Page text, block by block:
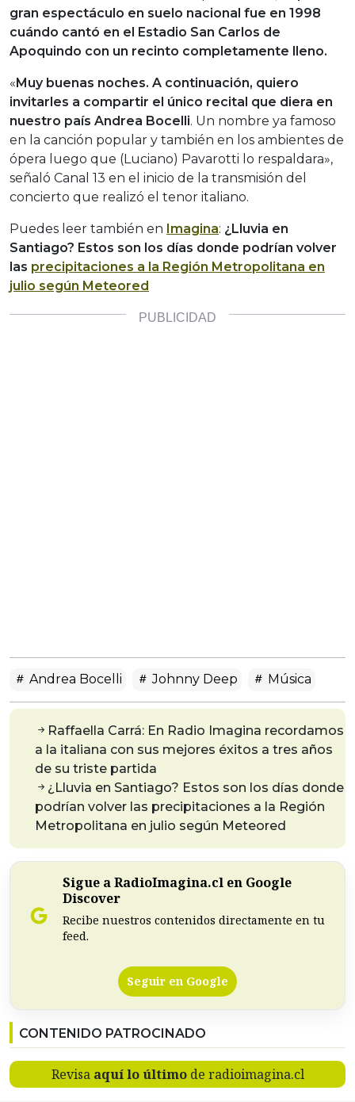
gran espectáculo en suelo nacional fue en 1998
cuándo cantó en el Estadio San Carlos de
Apoquindo con un recinto completamente lleno.
« Muy buenas noches. A continuación, quiero
invitarles a compartir el único recital que diera en
nuestro país Andrea Bocelli. Un nombre ya famoso
en la canción popular y también en los ambientes de
ópera luego que (Luciano) Pavarotti lo respaldara»,
señaló Canal 13 en el inicio de la transmisión del
concierto que realizó el tenor italiano.
Puedes leer también en Imagina: ¿Lluvia en
Santiago? Estos son los días donde podrían volver
las precipitaciones a la Región Metropolitana en
julio según Meteored
Andrea Bocelli Johnny Deep Música
Raffaella Carrá: En Radio Imagina recordamos
a la italiana con sus mejores éxitos a tres años
de su triste partida
¿Lluvia en Santiago? Estos son los días donde
podrían volver las precipitaciones a la Región
Metropolitana en julio según Meteored
Sigue a RadioImagina.cl en Google
Discover
Recibe nuestros contenidos directamente en tu
feed.
Seguir en Google
CONTENIDO PATROCINADO
Revisa aquí lo últimode radioimagina.cl